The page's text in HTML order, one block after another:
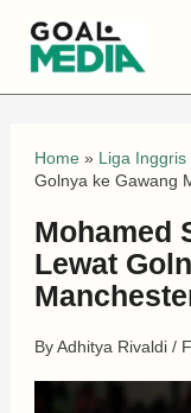
Home» Liga Inggris
Golnya ke Gawang
Mohamed
Lewat
ByAdhitya Rivaldi /